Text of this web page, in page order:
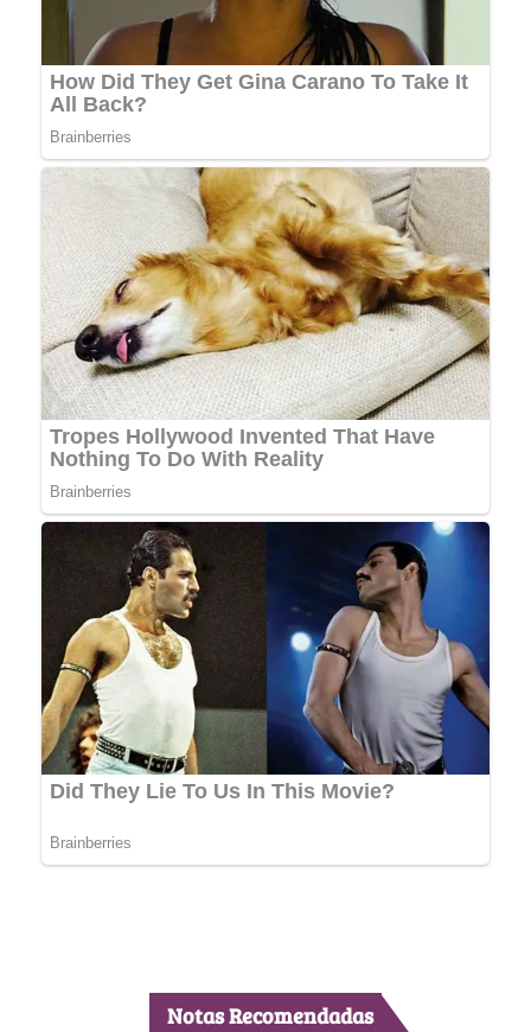
Notas Recomendadas